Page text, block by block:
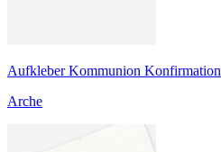
Aufkleber Kommunion Konfirmation
Arche